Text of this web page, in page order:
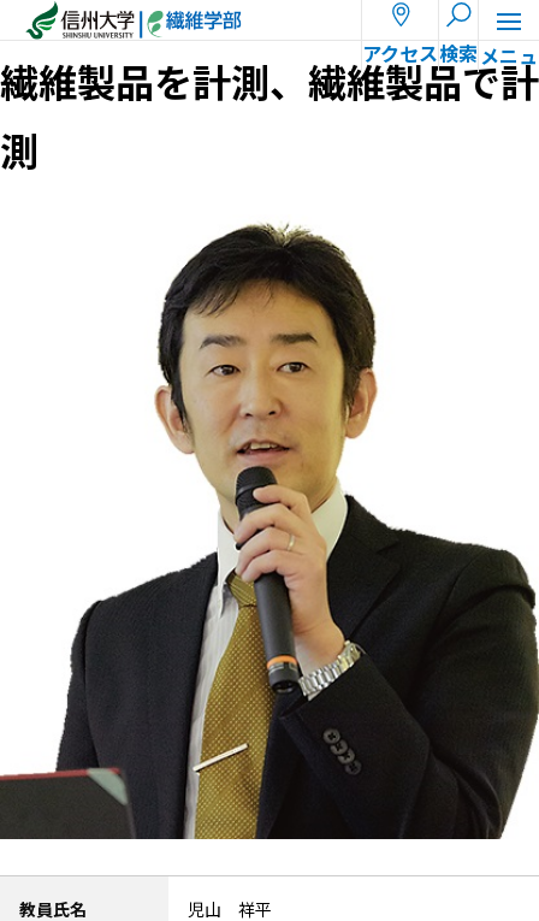
ホーム 教員一覧 児山 祥平
繊維製品を計測、繊維製品で計
測
教員氏名 児山 祥平
アクセス検索